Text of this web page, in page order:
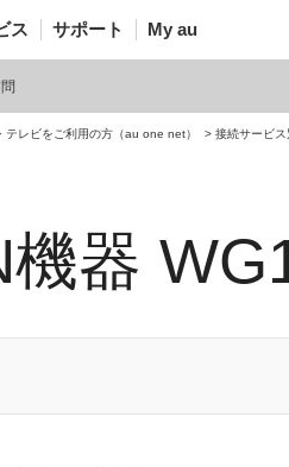
ス サポート My au
テレビをご利用の方（au one net） 接続サービ
器